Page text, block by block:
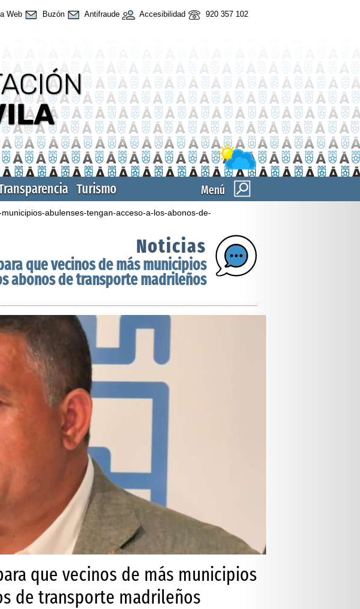
Web Buzón Antifraude Accesibilidad 920 357 102
Menú
Turismo
abulenses-tengan-acceso-a-los-abonos-de-
Noticias
que vecinos de más municipios
abonos de transporte madrileños
que vecinos de más municipios
de transporte madrileños